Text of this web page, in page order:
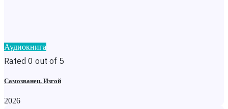
Аудиокнига
Rated 0 out of 5
Самозванец. Изгой
2026